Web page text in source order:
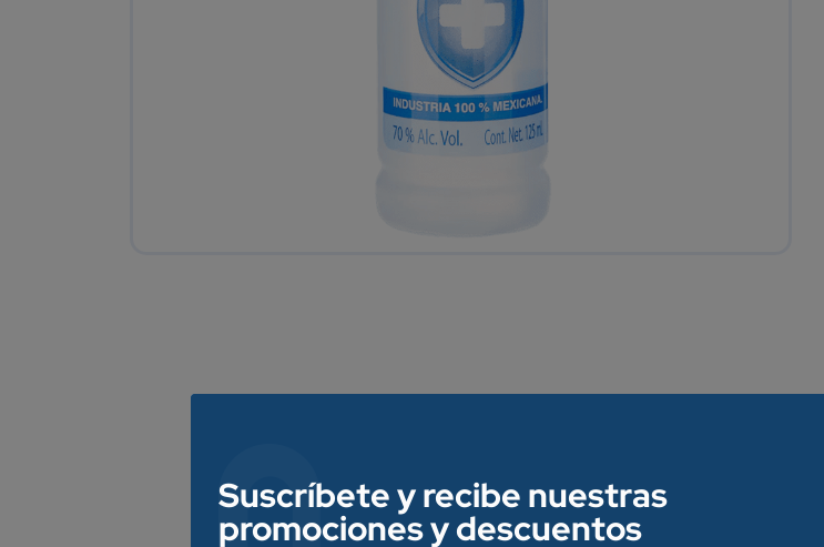
Suscríbete y recibe nuestras
promociones y descuentos